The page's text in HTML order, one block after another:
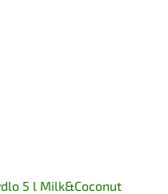
5 l Milk&Coconut